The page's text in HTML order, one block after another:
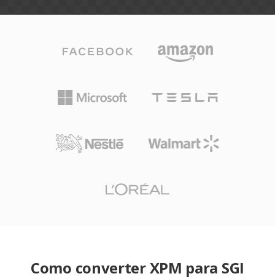
Como converter XPM para SGI